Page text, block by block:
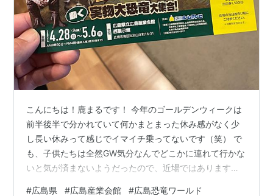
こんにちは！鹿まるです！ 今年のゴールデンウィークは
前半後半で分かれていて何かまとまった休み感がなく少
し長い休みって感じでイマイチ乗ってないです（笑） で
も、子供たちは全然GW気分なんでどこかに連れて行かな
いと気が済まないようだったので、近場ではあります
#広島県 #広島産業会館 #広島恐竜ワールド